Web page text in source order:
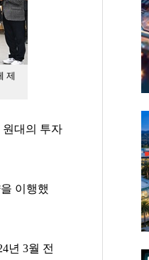
제
원대의 투자
이행했
년 3월 전